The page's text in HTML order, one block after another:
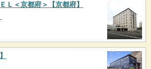
Ｌ＜京都府＞ 【京都府】